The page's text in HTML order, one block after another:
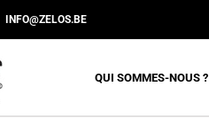
INFO@ZELOS.BE
QUI SOMMES-NOUS ?